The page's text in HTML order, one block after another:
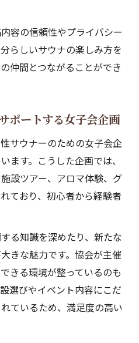
容の信頼性やプライバシー
らしいサウナの楽しみ方を
仲間とつながることができ
ポートする女子会企画
サウナーのための女子会企
ます。こうした企画では、
設ツアー、アロマ体験、グ
ており、初心者から経験者
る知識を深めたり、新たな
きな魅力です。協会が主催
きる環境が整っているのも
選びやイベント内容にこだ
ているため、満足度の高い